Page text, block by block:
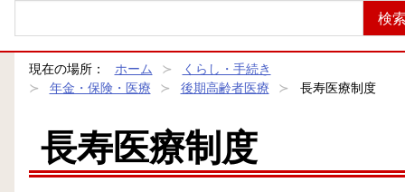
現在の場所： ホーム
くらし・手続き
年金・保険・医療
後期高齢者医療 長寿医療制度
長寿医療制度